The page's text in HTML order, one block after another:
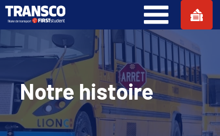
Notre histoire